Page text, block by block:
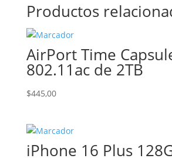
Productos
AirPort Time
802.11ac de 2TB
$445,00
iPhone 16 Plus